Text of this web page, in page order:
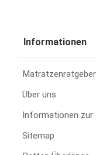
Informationen
Matratzenratgeber
Über uns
Informationen zur
Sitemap